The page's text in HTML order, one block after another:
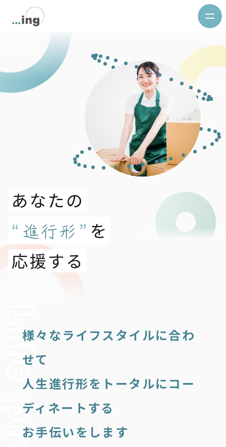
様々なライフスタイルに合わ
せて
人生進行形をトータルにコー
ディネートする
お手伝いをします